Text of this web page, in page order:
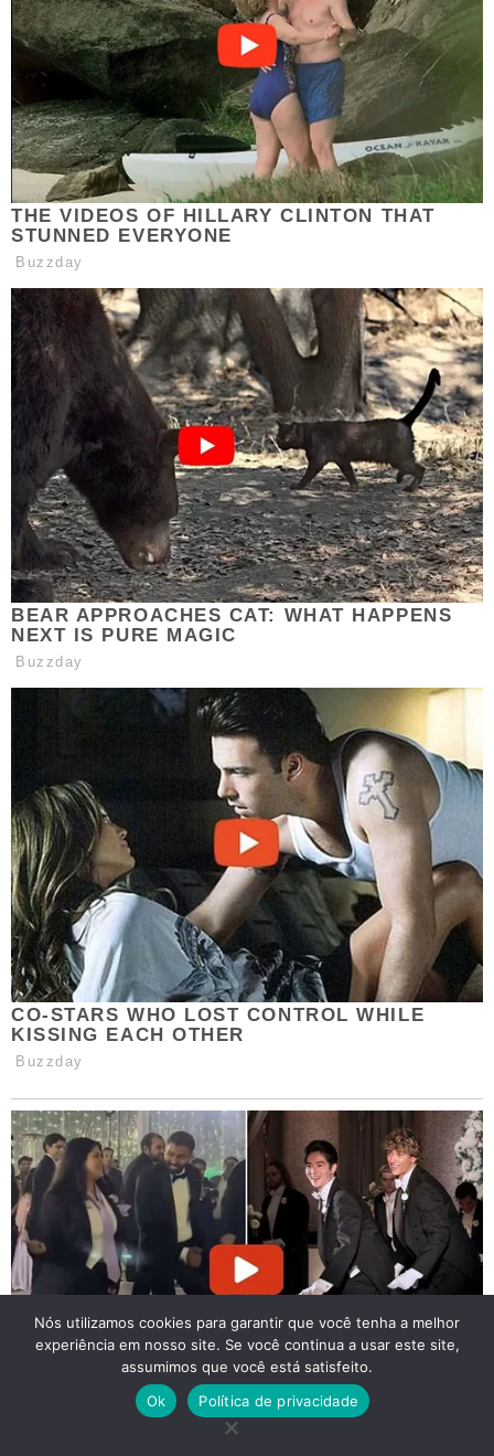
Nós utilizamos cookies para garantir que você tenha a melhor
experiência em nosso site. Se você continua a usar este site,
assumimos que você está satisfeito.
Ok
Política de privacidade